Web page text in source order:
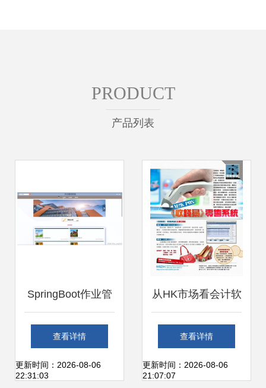
PRODUCT
产品列表
SpringBoot作业管
理系统的设计与实
现 从需求到部署的
查看详情
更新时间：2026-08-06
22:31:03
从HK市场看会计软
件设计 技术与应用
的创新融合
查看详情
更新时间：2026-08-06
21:07:07